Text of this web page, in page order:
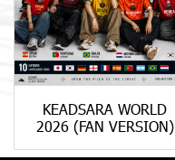
KEADSARA WORLD
2026 (FAN VERSION)